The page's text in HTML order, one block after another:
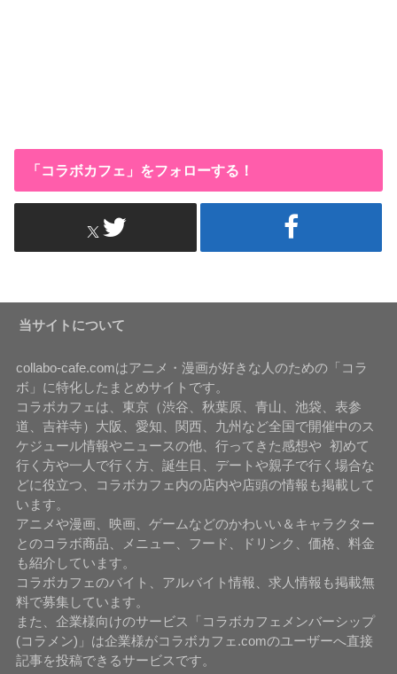
「コラボカフェ」をフォローする！
当サイトについて
collabo-cafe.comはアニメ・漫画が好きな人のための「コラ
ボ」に特化したまとめサイトです。
コラボカフェは、東京（渋谷、秋葉原、青山、池袋、表参
道、吉祥寺）大阪、愛知、関西、九州など全国で開催中のス
ケジュール情報やニュースの他、行ってきた感想や 初めて
行く方や一人で行く方、誕生日、デートや親子で行く場合な
どに役立つ、コラボカフェ内の店内や店頭の情報も掲載して
います。
アニメや漫画、映画、ゲームなどのかわいい＆キャラクター
とのコラボ商品、メニュー、フード、ドリンク、価格、料金
も紹介しています。
コラボカフェのバイト、アルバイト情報、求人情報も掲載無
料で募集しています。
また、企業様向けのサービス「コラボカフェメンバーシップ
(コラメン)」は企業様がコラボカフェ.comのユーザーへ直接
記事を投稿できるサービスです。